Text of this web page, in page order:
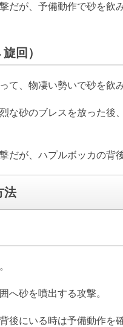
だが、予備動作で砂を
回）
て、物凄い勢いで砂を飲
な砂のブレスを放った後
だが、ハプルボッカの背
法
へ砂を噴出する攻撃。
後にいる時は予備動作